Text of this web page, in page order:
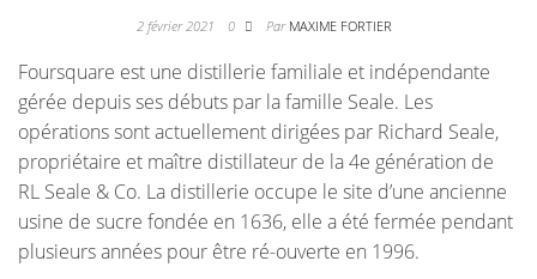
2 février 2021 0 Par MAXIME FORTIER
Foursquare est une distillerie familiale et indépendante
gérée depuis ses débuts par la famille Seale. Les
opérations sont actuellement dirigées par Richard Seale,
propriétaire et maître distillateur de la 4e génération de
RL Seale & Co. La distillerie occupe le site d’une ancienne
usine de sucre fondée en 1636, elle a été fermée pendant
plusieurs années pour être ré-ouverte en 1996.